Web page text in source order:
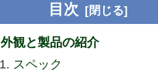
目次
外観と製品の紹介
スペック